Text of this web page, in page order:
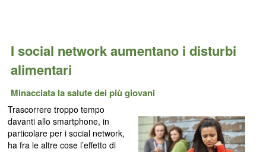
I social network aumentano i disturbi
alimentari
Minacciata la salute dei più giovani
Trascorrere troppo tempo
davanti allo smartphone, in
particolare per i social network,
ha fra le altre cose l’effetto di